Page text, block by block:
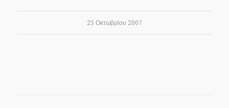
25 Οκτωβρίου 2007